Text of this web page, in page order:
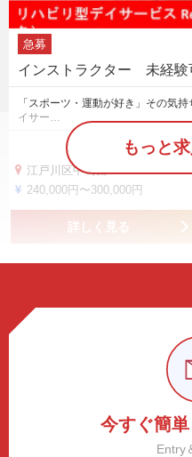
急募
インストラクター 未経
「スポーツ・運動が好き」その気
イサー…
江戸川区中葛西6-11-11
240,000円〜300,000円
詳しく見る
もっと
今すぐ簡単
Entry